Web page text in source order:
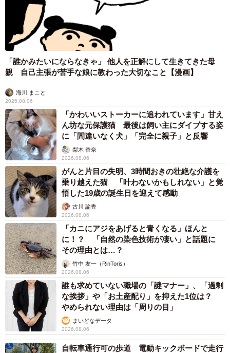
「誰かみたいにならなきゃ」 他人を正解にして生きてきた母
親 自己主張が苦手な娘に教わった大切なこと【漫画】
海川 まこと
2026.08.06
「かわいいストーカーに追われています」甘え
ん坊な元保護猫 最後は飼い主にダイブする姿
に「間違いなく犬」「完全に親子」と反響
梨木 香奈
2026.08.06
がんと片目の失明、3時間おきの壮絶な介護を
乗り越えた猫 「叶わないかもしれない」と覚
悟した19歳の誕生日を迎えて感動
古川 諭香
2026.08.06
「カニにアジをあげると青くなる」ほんと
に！？ 「自然の染色技術が凄い」と話題に
その理由とは…？
竹中 友一（RinToris）
2026.08.06
誰も求めていない職場の「謎マナー」、「過剰
な挨拶」や「お土産配り」を抑えた1位は？
やめられない理由は「周りの目」
まいどなデータ
2026.08.06
自転車通行可の歩道 電動キックボードで走行